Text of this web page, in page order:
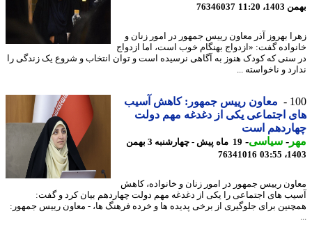
11:20
76346037
بهروز آذر معاون رییس جمهور در امور زنان و
گفت: «ازدواج بهنگام خوب است، اما ازدواج
که کودک هنوز به آگاهی نرسیده است و توان انتخاب و شروع یک زندگی را
و ناخواسته ...
معاون رییس جمهور: کاهش آسیب
اجتماعی یکی از دغدغه مهم دولت
است
-سیاسی-
19 ماه پیش - چهارشنبه 3 بهمن
76341016
رییس جمهور در امور زنان و خانواده، کاهش
های اجتماعی را یکی از دغدغه مهم دولت چهاردهم بیان کرد و گفت:
برای جلوگیری از برخی پدیده ها و خرده فرهنگ ها، - معاون رییس جمهور: